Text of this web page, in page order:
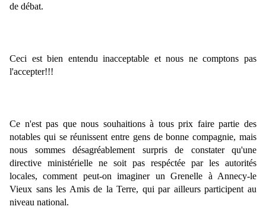
de débat.
Ceci est bien entendu inacceptable et nous ne comptons pas
l'accepter!!!
Ce n'est pas que nous souhaitions à tous prix faire partie des
notables qui se réunissent entre gens de bonne compagnie, mais
nous sommes désagréablement surpris de constater qu'une
directive ministérielle ne soit pas respéctée par les autorités
locales, comment peut-on imaginer un Grenelle à Annecy-le
Vieux sans les Amis de la Terre, qui par ailleurs participent au
niveau national.